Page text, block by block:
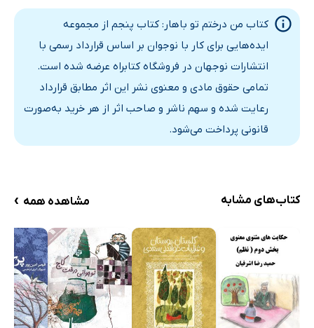
کتاب من درختم تو باهار: کتاب پنجم از مجموعه
ایده‌هایی برای کار با نوجوان بر اساس قرارداد رسمی با
انتشارات نوجهان در فروشگاه کتابراه عرضه شده است.
تمامی حقوق مادی و معنوی نشر این اثر مطابق قرارداد
رعایت شده و سهم ناشر و صاحب اثر از هر خرید به‌صورت
قانونی پرداخت می‌شود.
کتاب‌های مشابه مشاهده همه ›